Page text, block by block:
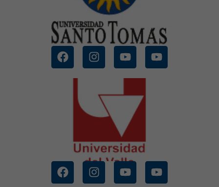
UNIVERSIDAD SANTO TOMAS
UNIVERSIDAD DEL VALLE
CONOCE MÁS